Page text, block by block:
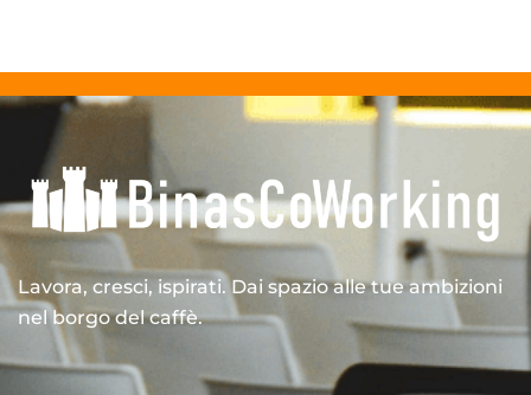
Lavora, cresci, ispirati. Dai spazio alle tue ambizioni
nel borgo del caffè.